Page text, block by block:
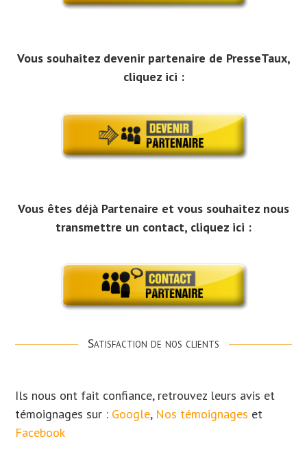
Vous souhaitez devenir partenaire de PresseTaux,
cliquez ici :
Vous êtes déjà Partenaire et vous souhaitez nous
transmettre un contact, cliquez ici :
Satisfaction de nos clients
Ils nous ont fait confiance, retrouvez leurs avis et
témoignages sur : Google, Nos témoignages et
Facebook